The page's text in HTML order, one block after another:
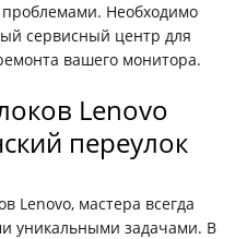
Необходимо
сервисный центр для
вашего монитора.
Lenovo
переулок
Lenovo, мастера всегда
уникальными задачами. В